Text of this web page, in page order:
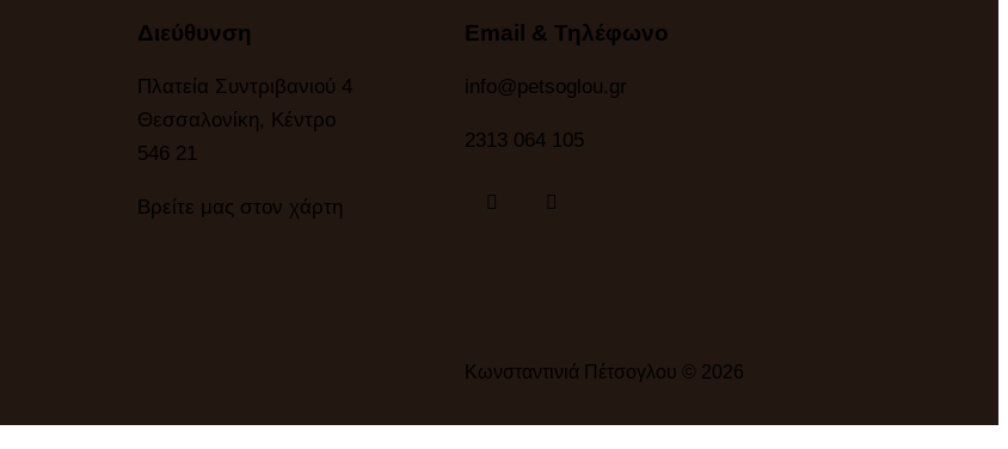
Διεύθυνση
Πλατεία Συντριβανιού 4
Θεσσαλονίκη, Κέντρο
546 21
Βρείτε μας στον χάρτη
Email & Τηλέφωνο
info@petsoglou.gr
2313 064 105
Κωνσταντινιά Πέτσογλου © 2026